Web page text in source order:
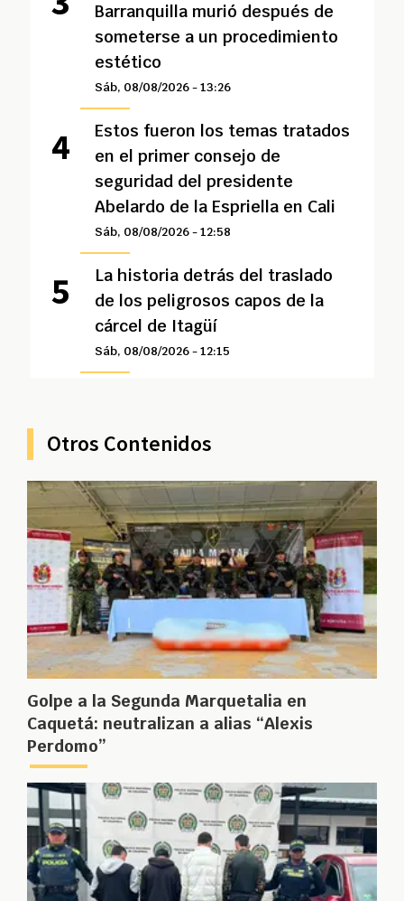
Barranquilla murió después de
someterse a un procedimiento
estético
Sáb, 08/08/2026 - 13:26
Estos fueron los temas tratados
en el primer consejo de
seguridad del presidente
Abelardo de la Espriella en Cali
Sáb, 08/08/2026 - 12:58
La historia detrás del traslado
de los peligrosos capos de la
cárcel de Itagüí
Sáb, 08/08/2026 - 12:15
Otros Contenidos
Golpe a la Segunda Marquetalia en
Caquetá: neutralizan a alias “Alexis
Perdomo”